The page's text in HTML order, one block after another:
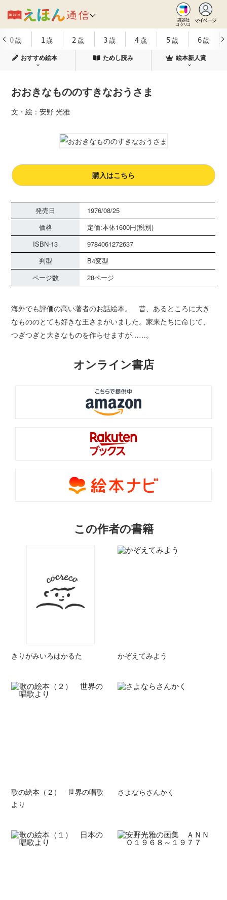
講談社
コクリコ
マイページ
0歳 1歳 2 歳 3歳 4歳 5歳 6歳
おすすめ絵本 ためし読み 絵本新人賞
おおきなもののすきなおうさま
文・絵：安野 光雅
購入はこちら
発売日
1976/08/25
価格
定価:本体1600円(税別)
ISBN-13
9784061272637
判型
B4変型
ページ数
28ページ
海外でも評価の高い著者のお話絵本。 昔、あるところに大き
なもののとても好きな王さまがいました。家来たちに命じて、
つぎつぎと大きなものを作らせますが……。
オンライン書店
この作者の書籍
きりがみいろはかるた かぞえてみよう
歌の絵本（２） 世界の唱歌
より
さよならさんかく